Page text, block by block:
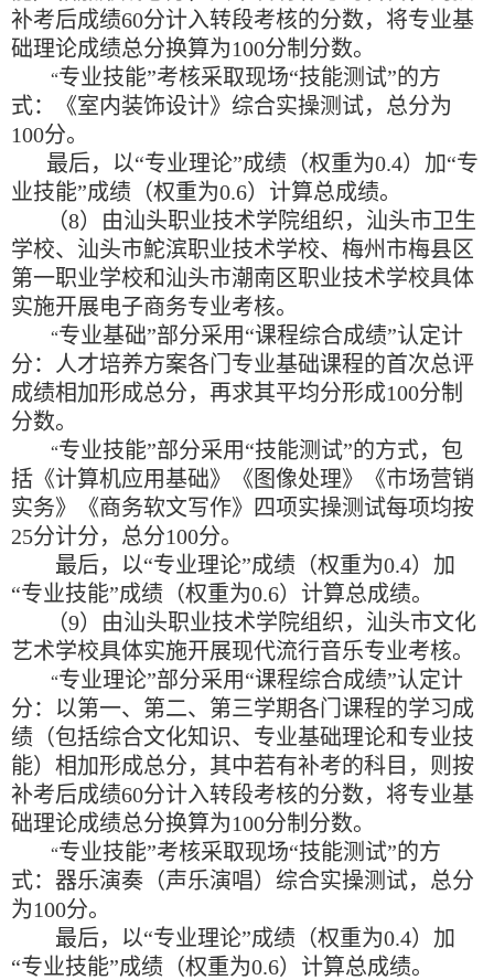
补考后成绩60分计入转段考核的分数，将专业基
础理论成绩总分换算为100分制分数。
“专业技能”考核采取现场“技能测试”的方
式：《室内装饰设计》综合实操测试，总分为
100分。
最后，以“专业理论”成绩（权重为0.4）加“专
业技能”成绩（权重为0.6）计算总成绩。
（8）由汕头职业技术学院组织，汕头市卫生
学校、汕头市鮀滨职业技术学校、梅州市梅县区
第一职业学校和汕头市潮南区职业技术学校具体
实施开展电子商务专业考核。
“专业基础”部分采用“课程综合成绩”认定计
分：人才培养方案各门专业基础课程的首次总评
成绩相加形成总分，再求其平均分形成100分制
分数。
“专业技能”部分采用“技能测试”的方式，包
括《计算机应用基础》《图像处理》《市场营销
实务》《商务软文写作》四项实操测试每项均按
25分计分，总分100分。
最后，以“专业理论”成绩（权重为0.4）加
“专业技能”成绩（权重为0.6）计算总成绩。
（9）由汕头职业技术学院组织，汕头市文化
艺术学校具体实施开展现代流行音乐专业考核。
“专业理论”部分采用“课程综合成绩”认定计
分：以第一、第二、第三学期各门课程的学习成
绩（包括综合文化知识、专业基础理论和专业技
能）相加形成总分，其中若有补考的科目，则按
补考后成绩60分计入转段考核的分数，将专业基
础理论成绩总分换算为100分制分数。
“专业技能”考核采取现场“技能测试”的方
式：器乐演奏（声乐演唱）综合实操测试，总分
为100分。
最后，以“专业理论”成绩（权重为0.4）加
“专业技能”成绩（权重为0.6）计算总成绩。